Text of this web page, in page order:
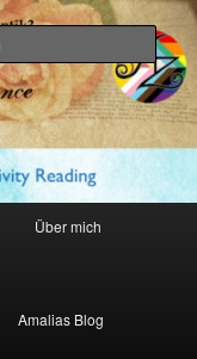
Über mich
Amalias Blog